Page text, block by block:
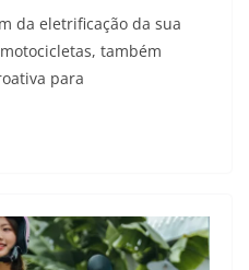
da eletrificação da sua
também
para